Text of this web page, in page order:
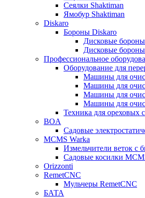
Сеялки Shaktiman
Ямобур Shaktiman
Diskaro
Бороны Diskaro
Дисковые
Дисковые
Профессиональное
Оборудование для
Машины для
Машины для
Машины для
Машины для
Техника для ореховых
BOA
Садовые
MCMS Warka
Измельчители веток с
Садовые косилки
Orizzonti
RemetCNC
Мульчеры RemetCNC
БАТА